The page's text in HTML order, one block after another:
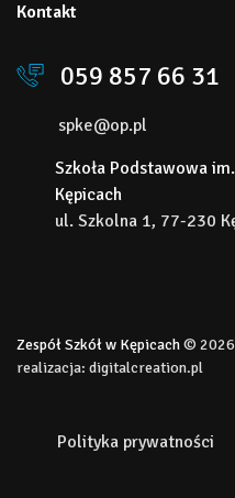
Kontakt
059 857 66 31
spke@op.pl
Szkoła Podstawowa
Kępicach
ul. Szkolna 1, 77-230
Zespół Szkół w Kępicach©
realizacja: digitalcreation.pl
Polityka prywatności